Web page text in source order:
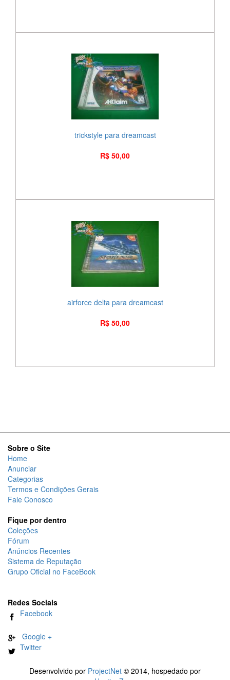
trickstyle para dreamcast
R$ 50,00
airforce delta para dreamcast
R$ 50,00
Sobre o Site
Home
Anunciar
Categorias
Termos e Condições Gerais
Fale Conosco
Fique por dentro
Coleções
Fórum
Anúncios Recentes
Sistema de Reputação
Grupo Oficial no FaceBook
Redes Sociais
Facebook
Google +
Twitter
Desenvolvido por ProjectNet © 2014, hospedado por